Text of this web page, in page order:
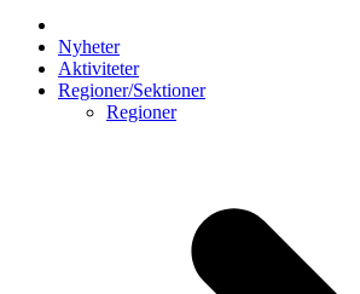
Nyheter
Aktiviteter
Regioner/Sektioner
Regioner